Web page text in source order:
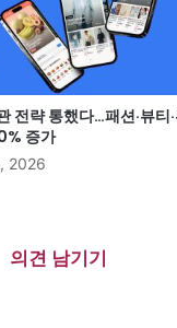
전략 통했다…패션·뷰티
증가
2026
의견 남기기